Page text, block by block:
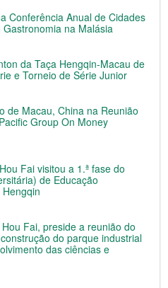
Conferência Anual de Cidades
na Malásia
da Taça Hengqin-Macau de
e Torneio de Série Junior
de Macau, China na Reunião
Group On Money
Fai visitou a 1.ª fase do
de Educação
Fai, preside a reunião do
do parque industrial
das ciências e